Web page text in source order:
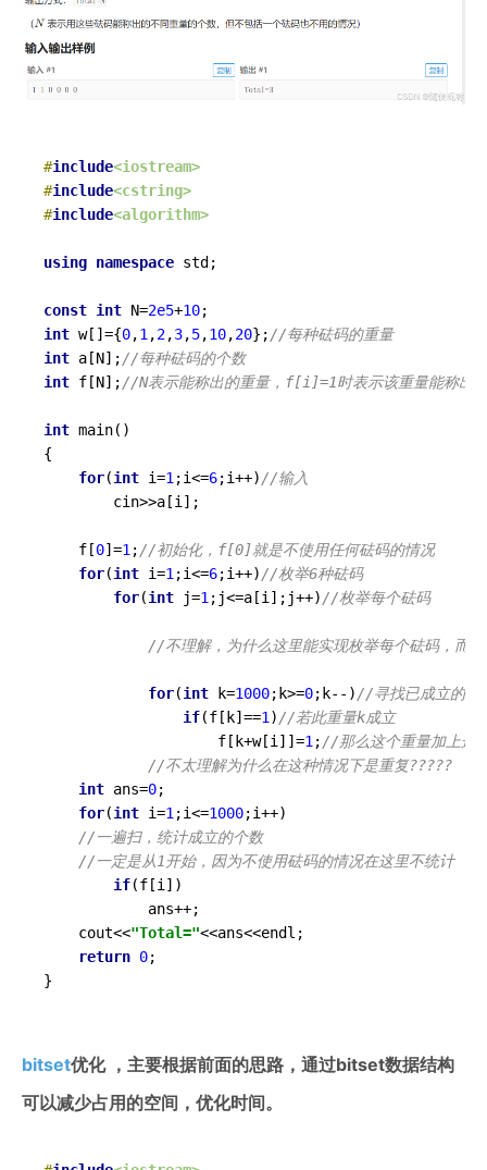
#include<iostream>
#include<cstring>
#include<algorithm>
using namespace std;
const int N=2e5+10
int w[]={0,1 ,2,3,5,10,20};//每种砝码的重量
int a[N];//每种砝码的个数
int f[N];//N表示能称出的重量，f[i]=1时表示该重量能称
int main()
{
for(int i=1 ;i<=6;i++)//输入
	f[
0]=1 ;//初始化，f[0]就是不使用任何砝码的情况
for(int i=1 ;i<=6;i++)//枚举6种砝码
for(int j=1 ;j<=a[i];j++)//枚举每个砝码
//不理解，为什么这里能实现枚举每个砝码，而
for(int k=1000;k>=0;k--)//寻找已成立的
if(f[k]==1 )//若此重量k成立
					f[k+w[i]]=
1 ;//那么这个重量加上这
//不太理解为什么在这种情况下是重复?????
int ans=0;
for(int i=1 ;i<=1000;i++)
//一遍扫，统计成立的个数
//一定是从1开始，因为不使用砝码的情况在这里不统计
if(f[i])
	cout<<
"Total="<<ans<<endl;
return 0;
}
bitset优化 ，主要根据前面的思路，通过bitset数据结构
可以减少占用的空间，优化时间。